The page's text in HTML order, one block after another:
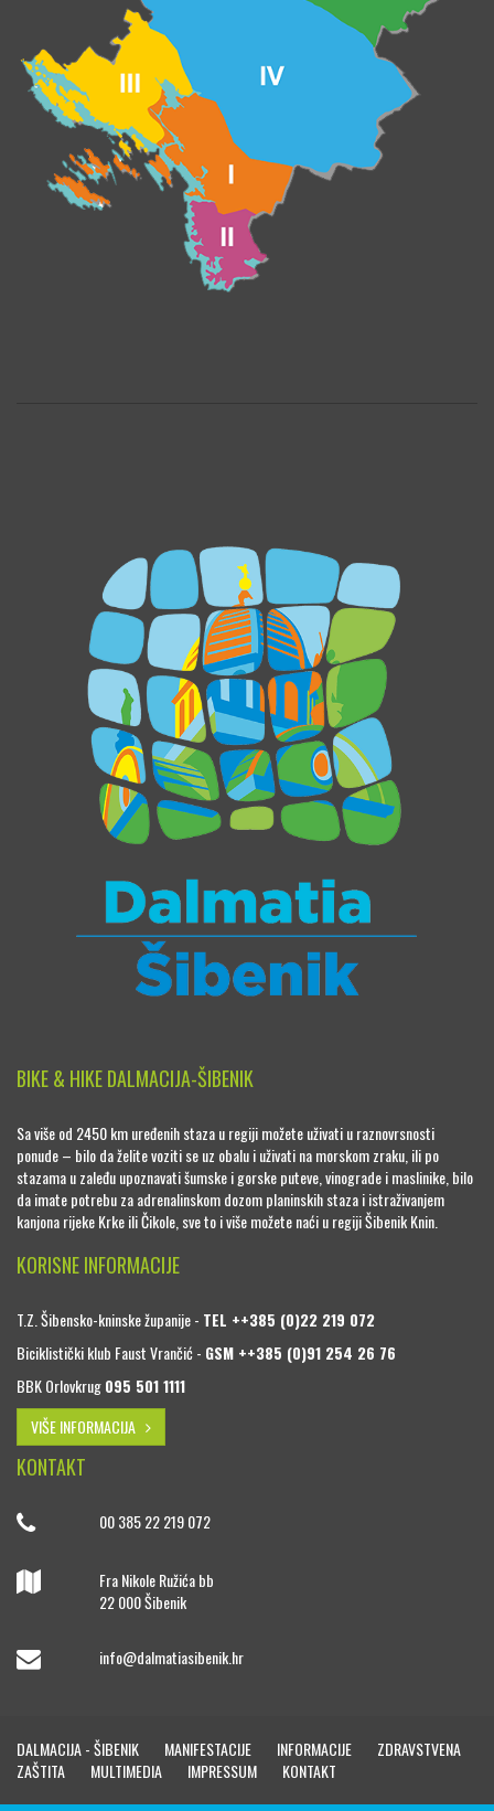
BIKE & HIKE DALMACIJA-ŠIBENIK
Sa više od 2450 km uređenih staza u regiji možete uživati u raznovrsnosti
ponude – bilo da želite voziti se uz obalu i uživati na morskom zraku, ili po
stazama u zaleđu upoznavati šumske i gorske puteve, vinograde i maslinike, bilo
da imate potrebu za adrenalinskom dozom planinskih staza i istraživanjem
kanjona rijeke Krke ili Čikole, sve to i više možete naći u regiji Šibenik Knin.
KORISNE INFORMACIJE
T.Z. Šibensko-kninske županije - TEL ++385 (0)22 219 072
Biciklistički klub Faust Vrančić - GSM ++385 (0)91 254 26 76
BBK Orlovkrug095 501 1111
VIŠE INFORMACIJA
KONTAKT
00 385 22 219 072
Fra Nikole Ružića bb
22 000 Šibenik
info@dalmatiasibenik.hr
DALMACIJA - ŠIBENIK MANIFESTACIJE INFORMACIJE
ZDRAVSTVENA
ZAŠTITA
MULTIMEDIA IMPRESSUM KONTAKT